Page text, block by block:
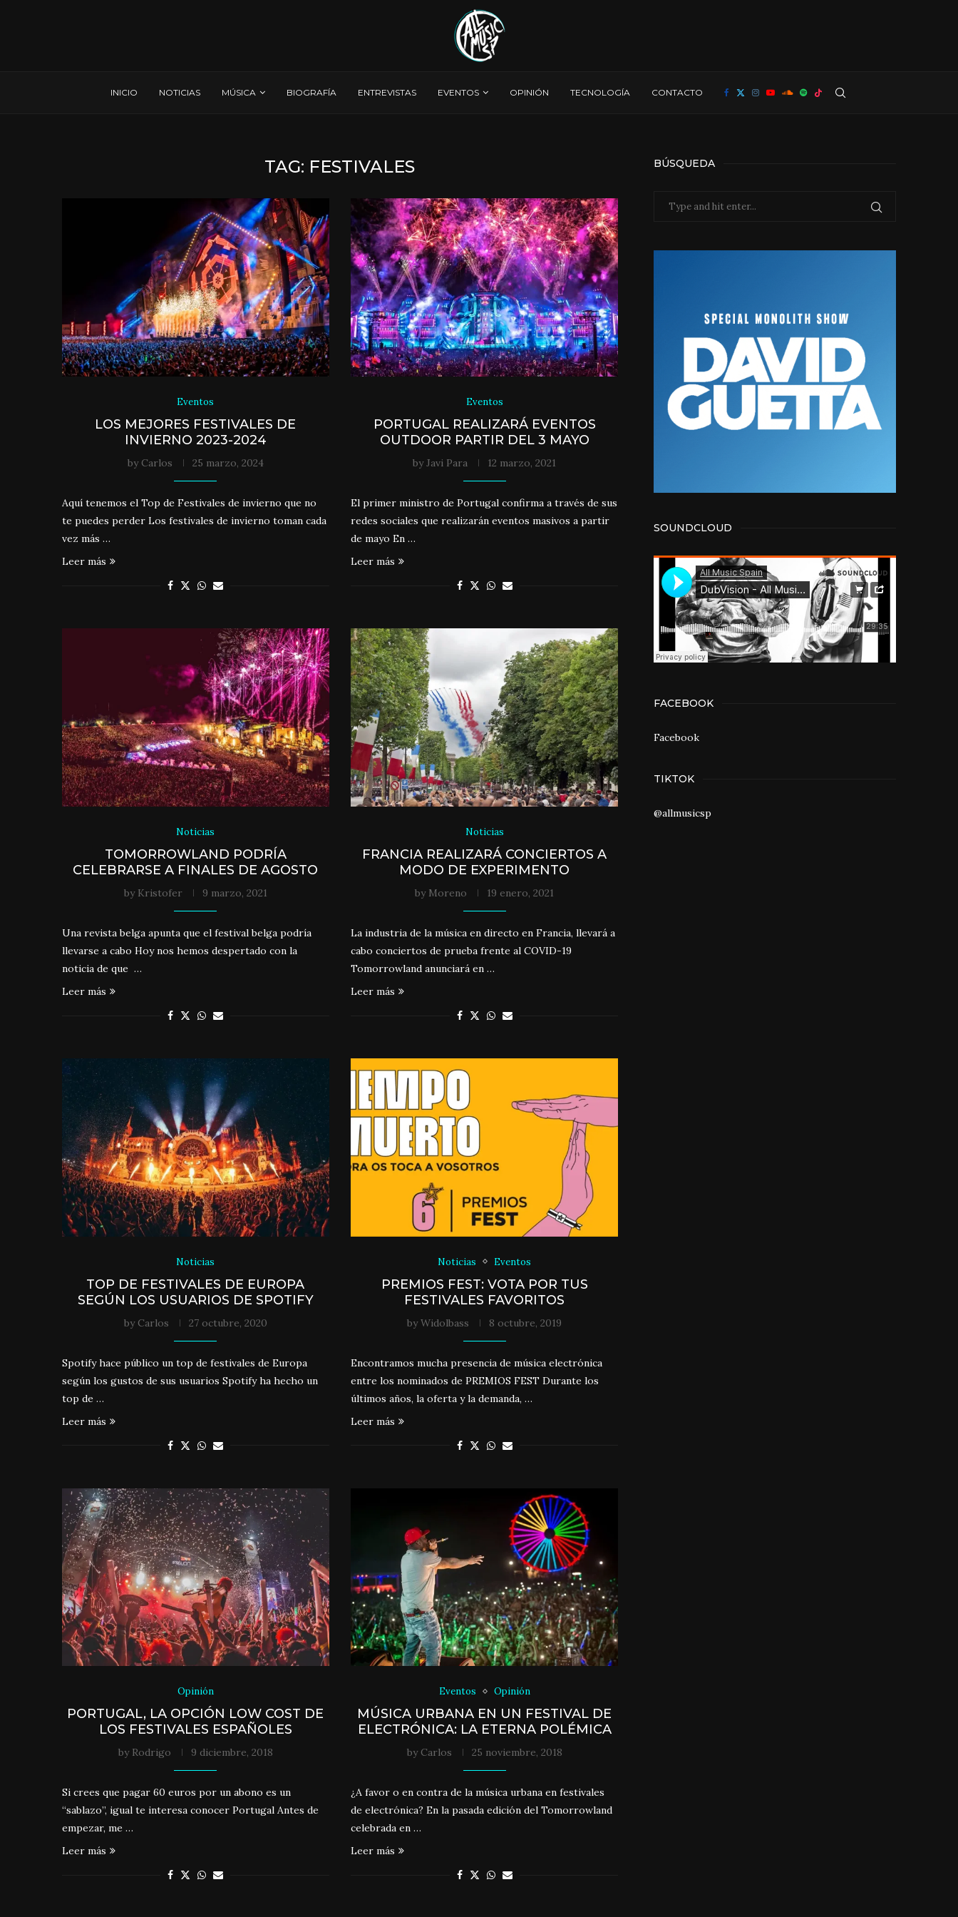
INICIO NOTICIAS MÚSICA BIOGRAFÍA ENTREVISTAS EVENTOS OPINIÓN TECNOLOGÍA CONTACTO
TAG: FESTIVALES
Eventos
LOS MEJORES FESTIVALES DE
INVIERNO 2023-2024
by Carlos 25 marzo, 2024
Aquí tenemos el Top de Festivales de invierno que no
te puedes perder Los festivales de invierno toman cada
vez más …
Leer más
Eventos
PORTUGAL REALIZARÁ EVENTOS
OUTDOOR PARTIR DEL 3 MAYO
byJavi Para 12 marzo, 2021
El primer ministro de Portugal confirma a través de sus
redes sociales que realizarán eventos masivos a partir
de mayo En …
Leer más
Noticias
TOMORROWLAND PODRÍA
CELEBRARSE A FINALES DE AGOSTO
by Kristofer 9 marzo, 2021
Una revista belga apunta que el festival belga podría
llevarse a cabo Hoy nos hemos despertado con la
noticia de que …
Leer más
Noticias
FRANCIA REALIZARÁ CONCIERTOS A
MODO DE EXPERIMENTO
by Moreno 19 enero, 2021
La industria de la música en directo en Francia, llevará a
cabo conciertos de prueba frente al COVID-19
Tomorrowland anunciará en …
Leer más
Noticias
TOP DE FESTIVALES DE EUROPA
SEGÚN LOS USUARIOS DE SPOTIFY
by Carlos 27 octubre, 2020
Spotify hace público un top de festivales de Europa
según los gustos de sus usuarios Spotify ha hecho un
top de …
Leer más
Noticias Eventos
PREMIOS FEST: VOTA POR TUS
FESTIVALES FAVORITOS
byWidolbass 8 octubre, 2019
Encontramos mucha presencia de música electrónica
entre los nominados de PREMIOS FEST Durante los
últimos años, la oferta y la demanda, …
Leer más
Opinión
PORTUGAL, LA OPCIÓN LOW COST DE
LOS FESTIVALES ESPAÑOLES
by Rodrigo 9 diciembre, 2018
Si crees que pagar 60 euros por un abono es un
“sablazo”, igual te interesa conocer Portugal Antes de
empezar, me …
Leer más
Eventos Opinión
MÚSICA URBANA EN UN FESTIVAL DE
ELECTRÓNICA: LA ETERNA POLÉMICA
by Carlos 25 noviembre, 2018
¿A favor o en contra de la música urbana en festivales
de electrónica? En la pasada edición del Tomorrowland
celebrada en …
Leer más
BÚSQUEDA
SOUNDCLOUD
FACEBOOK
Facebook
TIKTOK
@allmusicsp